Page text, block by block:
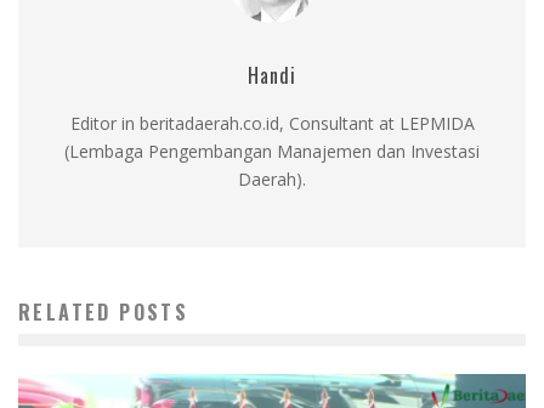
Handi
Editor in beritadaerah.co.id, Consultant at LEPMIDA
(Lembaga Pengembangan Manajemen dan Investasi
Daerah).
RELATED POSTS